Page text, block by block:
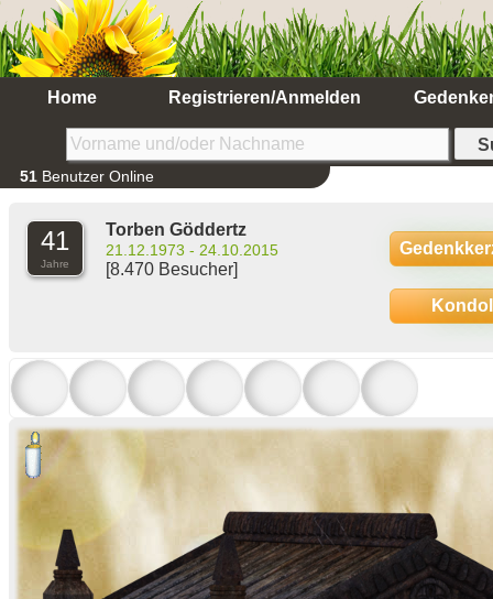
Home Registrieren/Anmelden
51 Benutzer Online
41
Jahre
Torben Göddertz
21.12.1973 - 24.10.2015
[8.470 Besucher]